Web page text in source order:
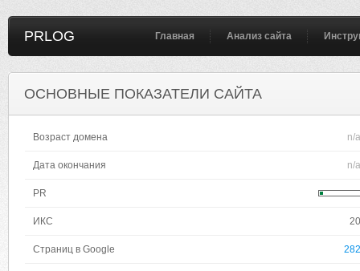
PRLOG Главная Анализ сайта
ОСНОВНЫЕ ПОКАЗАТЕЛИ САЙТА
Возраст домена n/a
Дата окончания n/a
PR
ИКС 20
Страниц в Google 282